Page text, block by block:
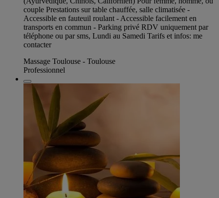
couple Prestations sur table chauffée, salle climatisée -
Accessible en fauteuil roulant - Accessible facilement en
transports en commun - Parking privé RDV uniquement par
téléphone ou par sms, Lundi au Samedi Tarifs et infos: me
contacter
Massage Toulouse - Toulouse
Professionnel